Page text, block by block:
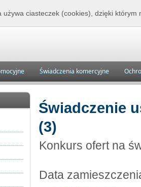
Zakład
Świadczenia komercyjne
Świadczenie
(3)
Konkurs ofert na
Data
używa ciasteczek (cookies), dzięki którym